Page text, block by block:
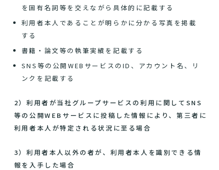
を固有名詞等を交えながら具体的に記載する
利用者本人であることが明らかに分かる写真を掲載
する
書籍・論文等の執筆実績を記載する
SNS等の公開WEBサービスのID、アカウント名、リ
ンクを記載する
2）利用者が当社グループサービスの利用に関してSNS
等の公開WEBサービスに投稿した情報により、第三者に
利用者本人が特定される状況に至る場合
3）利用者本人以外の者が、利用者本人を識別できる情
報を入手した場合